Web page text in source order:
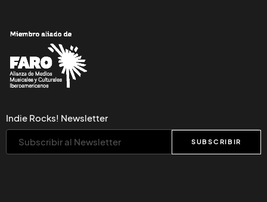
Indie Rocks! Newsletter